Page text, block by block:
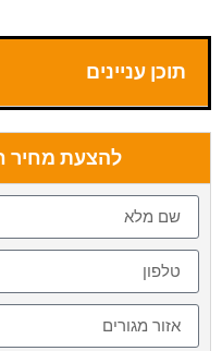
תוכן עניינים
להצעת מחיר